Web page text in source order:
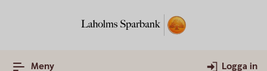
Meny Logga in